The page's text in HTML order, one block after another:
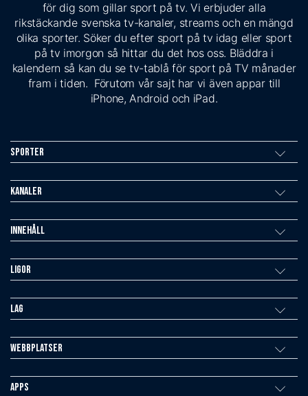
för dig som gillar sport på tv. Vi erbjuder alla
rikstäckande svenska tv-kanaler, streams och en mängd
olika sporter. Söker du efter sport på tv idag eller sport
på tv imorgon så hittar du det hos oss. Bläddra i
kalendern så kan du se tv-tablå för sport på TV månader
fram i tiden. Förutom vår sajt har vi även appar till
iPhone, Android och iPad.
Sporter
Kanaler
Innehåll
Ligor
Lag
Webbplatser
Apps